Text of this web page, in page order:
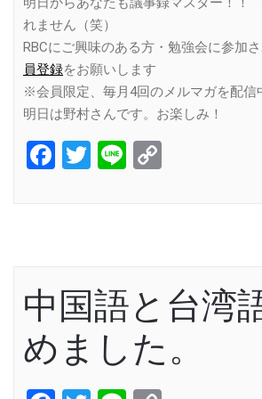
れません（笑）
RBCにご興味のある方・勉強会に参加
員登録をお願いします
※会員限定、毎月4回のメルマガを配信
明日は野村さんです。お楽しみ！
Facebook
Twitter
Line
中国語と台湾
めました。